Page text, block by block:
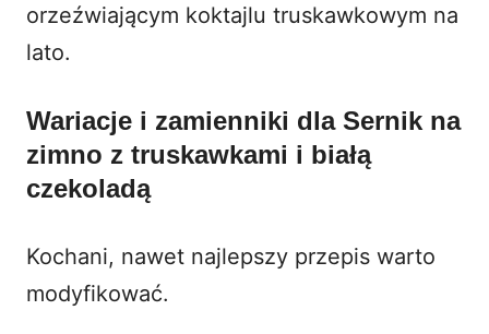
orzeźwiającym koktajlu truskawkowym na
lato.
Wariacje i zamienniki dla Sernik na
zimno z truskawkami i białą
czekoladą
Kochani, nawet najlepszy przepis warto
modyfikować.